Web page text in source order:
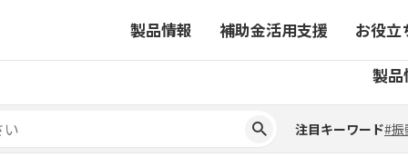
製品情報
から探す 事業から探す
補助金活用支援
象製品一覧 補助金ヘルプデスク
お役立
コラム 4コマ漫画でわかる取扱
注目キーワード#振
製品
から探す 事業から探す
象製品一覧 補助金ヘルプデスク
コラム 4コマ漫画でわかる取扱
注目キーワード#振